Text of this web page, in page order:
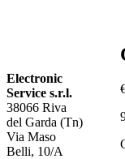
Electronic
Service s.r.l.
38066 Riva
del Garda (Tn)
Via Maso
Belli, 10/A